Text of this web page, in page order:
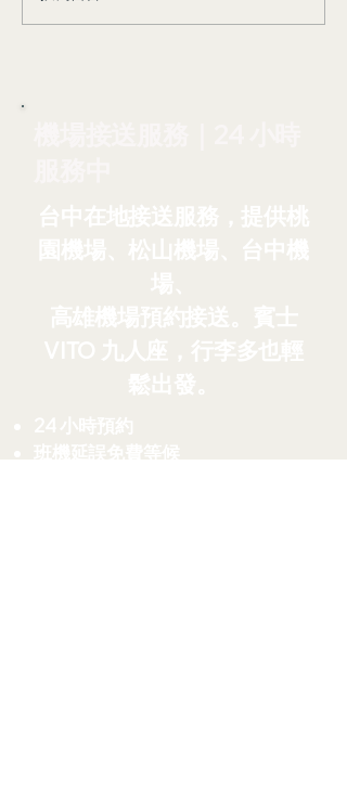
場接送，省心又划算！台